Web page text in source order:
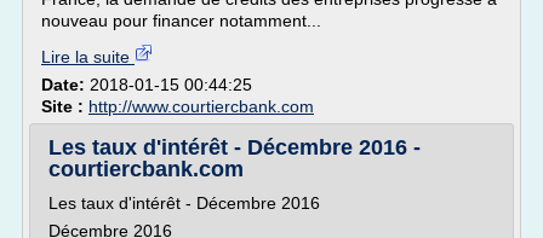
nouveau pour financer notamment...
Lire la suite
Date: 2018-01-15 00:44:25
Site : http://www.courtiercbank.com
Les taux d'intérêt - Décembre 2016 -
courtiercbank.com
Les taux d'intérêt - Décembre 2016
Décembre 2016